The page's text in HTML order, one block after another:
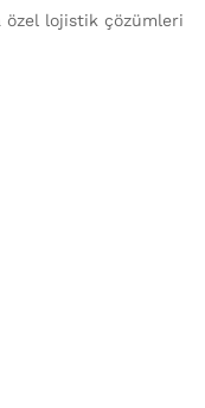
özel lojistik çözümleri